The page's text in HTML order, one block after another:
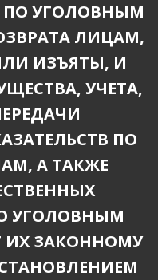
ПО УГОЛОВНЫМ
ЛИЦАМ,
ИЗЪЯТЫ, И
УЧЕТА,
ПО
А ТАКЖЕ
УГОЛОВНЫМ
ИХ ЗАКОННОМУ